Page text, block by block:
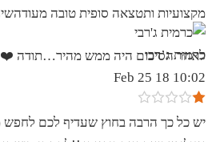
מקצועיות ותטצאה סופית טובה
לאחר הסיכום היה ממש מהיר…תודה
כרמית ג’רבי
10:02 18 Feb 25
יש כל כך הרבה בחוץ שעדיף לכם